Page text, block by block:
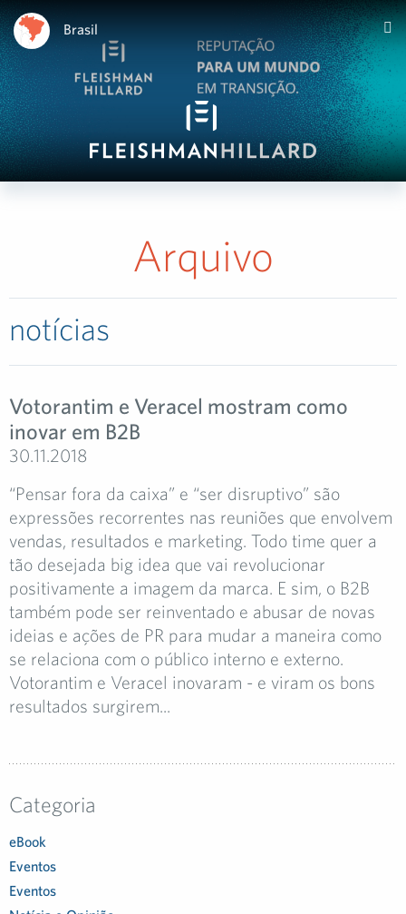
Brasil
Arquivo
notícias
Votorantim e Veracel mostram como
inovar em B2B
30.11.2018
“Pensar fora da caixa” e “ser disruptivo” são
expressões recorrentes nas reuniões que envolvem
vendas, resultados e marketing. Todo time quer a
tão desejada big idea que vai revolucionar
positivamente a imagem da marca. E sim, o B2B
também pode ser reinventado e abusar de novas
ideias e ações de PR para mudar a maneira como
se relaciona com o público interno e externo.
Votorantim e Veracel inovaram - e viram os bons
resultados surgirem...
Categoria
eBook
Eventos
Eventos